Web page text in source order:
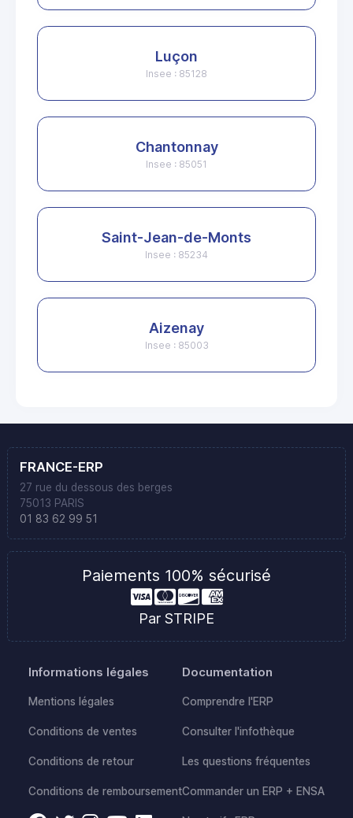
Luçon
Insee : 85128
Chantonnay
Insee : 85051
Saint-Jean-de-Monts
Insee : 85234
Aizenay
Insee : 85003
FRANCE-ERP
27 rue du dessous des berges
75013 PARIS
01 83 62 99 51
Paiements 100% sécurisé
Par STRIPE
Informations légales
Mentions légales
Conditions de ventes
Conditions de retour
Conditions de remboursement
Documentation
Comprendre l'ERP
Consulter l'infothèque
Les questions fréquentes
Commander un ERP + ENSA